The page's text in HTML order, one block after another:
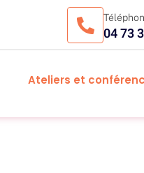
04 73
Ateliers et